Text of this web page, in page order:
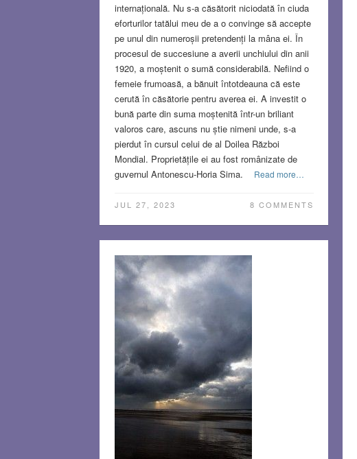
internațională. Nu s-a căsătorit niciodată în ciuda
eforturilor tatălui meu de a o convinge să accepte
pe unul din numeroșii pretendenți la mâna ei. În
procesul de succesiune a averii unchiului din anii
1920, a moștenit o sumă considerabilă. Nefiind o
femeie frumoasă, a bănuit întotdeauna că este
cerută în căsătorie pentru averea ei. A investit o
bună parte din suma moștenită într-un briliant
valoros care, ascuns nu știe nimeni unde, s-a
pierdut în cursul celui de al Doilea Război
Mondial. Proprietățile ei au fost românizate de
guvernul Antonescu-Horia Sima.
Read more…
JUL 27, 2023 8 COMMENTS